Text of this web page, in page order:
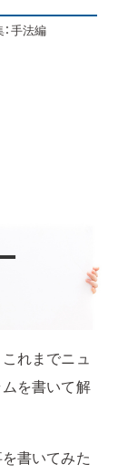
手法編
れまでニュ
を書いて解
書いてみた